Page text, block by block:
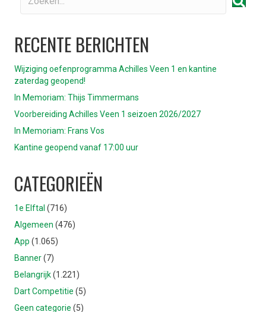
RECENTE BERICHTEN
Wijziging oefenprogramma Achilles Veen 1 en kantine
zaterdag geopend!
In Memoriam: Thijs Timmermans
Voorbereiding Achilles Veen 1 seizoen 2026/2027
In Memoriam: Frans Vos
Kantine geopend vanaf 17:00 uur
CATEGORIEËN
1e Elftal (716)
Algemeen (476)
App (1.065)
Banner(7)
Belangrijk(1.221)
Dart Competitie (5)
Geen categorie (5)